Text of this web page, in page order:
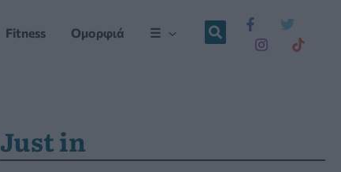
Fitness Ομορφιά ☰
Just in